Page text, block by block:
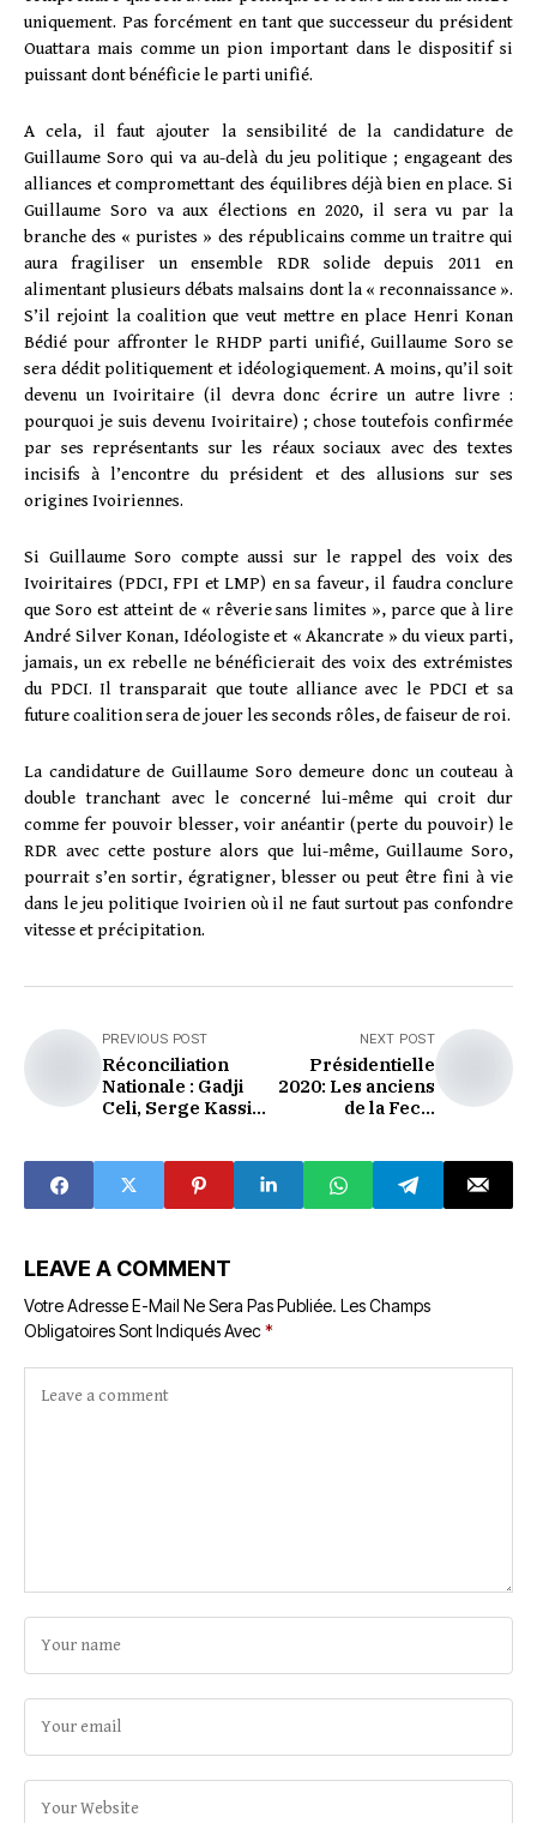
uniquement. Pas forcément en tant que successeur du président
Ouattara mais comme un pion important dans le dispositif si
puissant dont bénéficie le parti unifié.
A cela, il faut ajouter la sensibilité de la candidature de
Guillaume Soro qui va au-delà du jeu politique ; engageant des
alliances et compromettant des équilibres déjà bien en place. Si
Guillaume Soro va aux élections en 2020, il sera vu par la
branche des « puristes » des républicains comme un traitre qui
aura fragiliser un ensemble RDR solide depuis 2011 en
alimentant plusieurs débats malsains dont la « reconnaissance ».
S’il rejoint la coalition que veut mettre en place Henri Konan
Bédié pour affronter le RHDP parti unifié, Guillaume Soro se
sera dédit politiquement et idéologiquement. A moins, qu’il soit
devenu un Ivoiritaire (il devra donc écrire un autre livre :
pourquoi je suis devenu Ivoiritaire) ; chose toutefois confirmée
par ses représentants sur les réaux sociaux avec des textes
incisifs à l’encontre du président et des allusions sur ses
origines Ivoiriennes.
Si Guillaume Soro compte aussi sur le rappel des voix des
Ivoiritaires (PDCI, FPI et LMP) en sa faveur, il faudra conclure
que Soro est atteint de « rêverie sans limites », parce que à lire
André Silver Konan, Idéologiste et « Akancrate » du vieux parti,
jamais, un ex rebelle ne bénéficierait des voix des extrémistes
du PDCI. Il transparait que toute alliance avec le PDCI et sa
future coalition sera de jouer les seconds rôles, de faiseur de roi.
La candidature de Guillaume Soro demeure donc un couteau à
double tranchant avec le concerné lui-même qui croit dur
comme fer pouvoir blesser, voir anéantir (perte du pouvoir) le
RDR avec cette posture alors que lui-même, Guillaume Soro,
pourrait s’en sortir, égratigner, blesser ou peut être fini à vie
dans le jeu politique Ivoirien où il ne faut surtout pas confondre
vitesse et précipitation.
PREVIOUS POST
Réconciliation
Nationale : Gadji
Celi, Serge Kassi,
appelés à rentrer
au pays
NEXT POST
Présidentielle
2020: Les anciens
de la Fecsi
candidat
LEAVE A COMMENT
Votre Adresse E-Mail Ne Sera Pas Publiée. Les Champs
Obligatoires Sont Indiqués Avec*